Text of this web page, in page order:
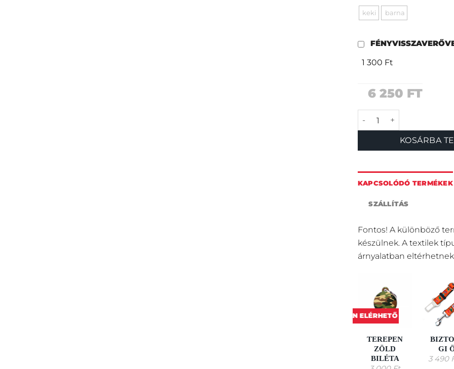
keki barna
1 300 Ft
6 250 FT
KOSÁRBA
KAPCSOLÓDÓ TERMÉKEK
SZÁLLÍTÁS
Fontos! A különböző
készülnek. A textilek
árnyalatban
TEREPEN
ZÖLD
BILÉTA
GI
3 490
KORLÁTOZOTTAN ELÉRHETŐ